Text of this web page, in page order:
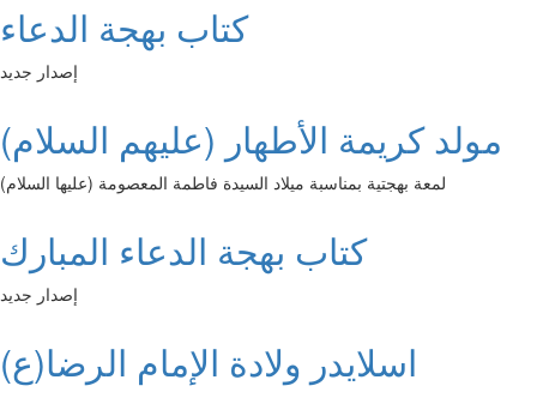
كتاب بهجة الدعاء
إصدار جديد
مولد كريمة الأطهار (عليهم السلام)
لمعة بهجتية بمناسبة ميلاد السيدة فاطمة المعصومة (عليها السلام)
كتاب بهجة الدعاء المبارك
إصدار جديد
اسلايدر ولادة الإمام الرضا(ع)